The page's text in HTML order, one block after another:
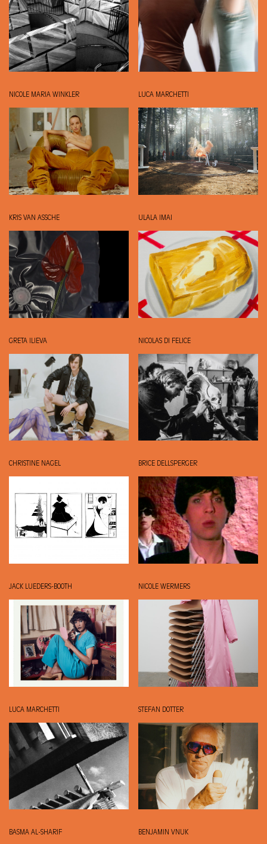
NICOLE MARIA WINKLER LUCA MARCHETTI
KRIS VAN ASSCHE ULALA IMAI
GRETA ILIEVA NICOLAS DI FELICE
CHRISTINE NAGEL BRICE DELLSPERGER
JACK LUEDERS-BOOTH NICOLE WERMERS
LUCA MARCHETTI STEFAN DOTTER
BASMA AL-SHARIF BENJAMIN VNUK